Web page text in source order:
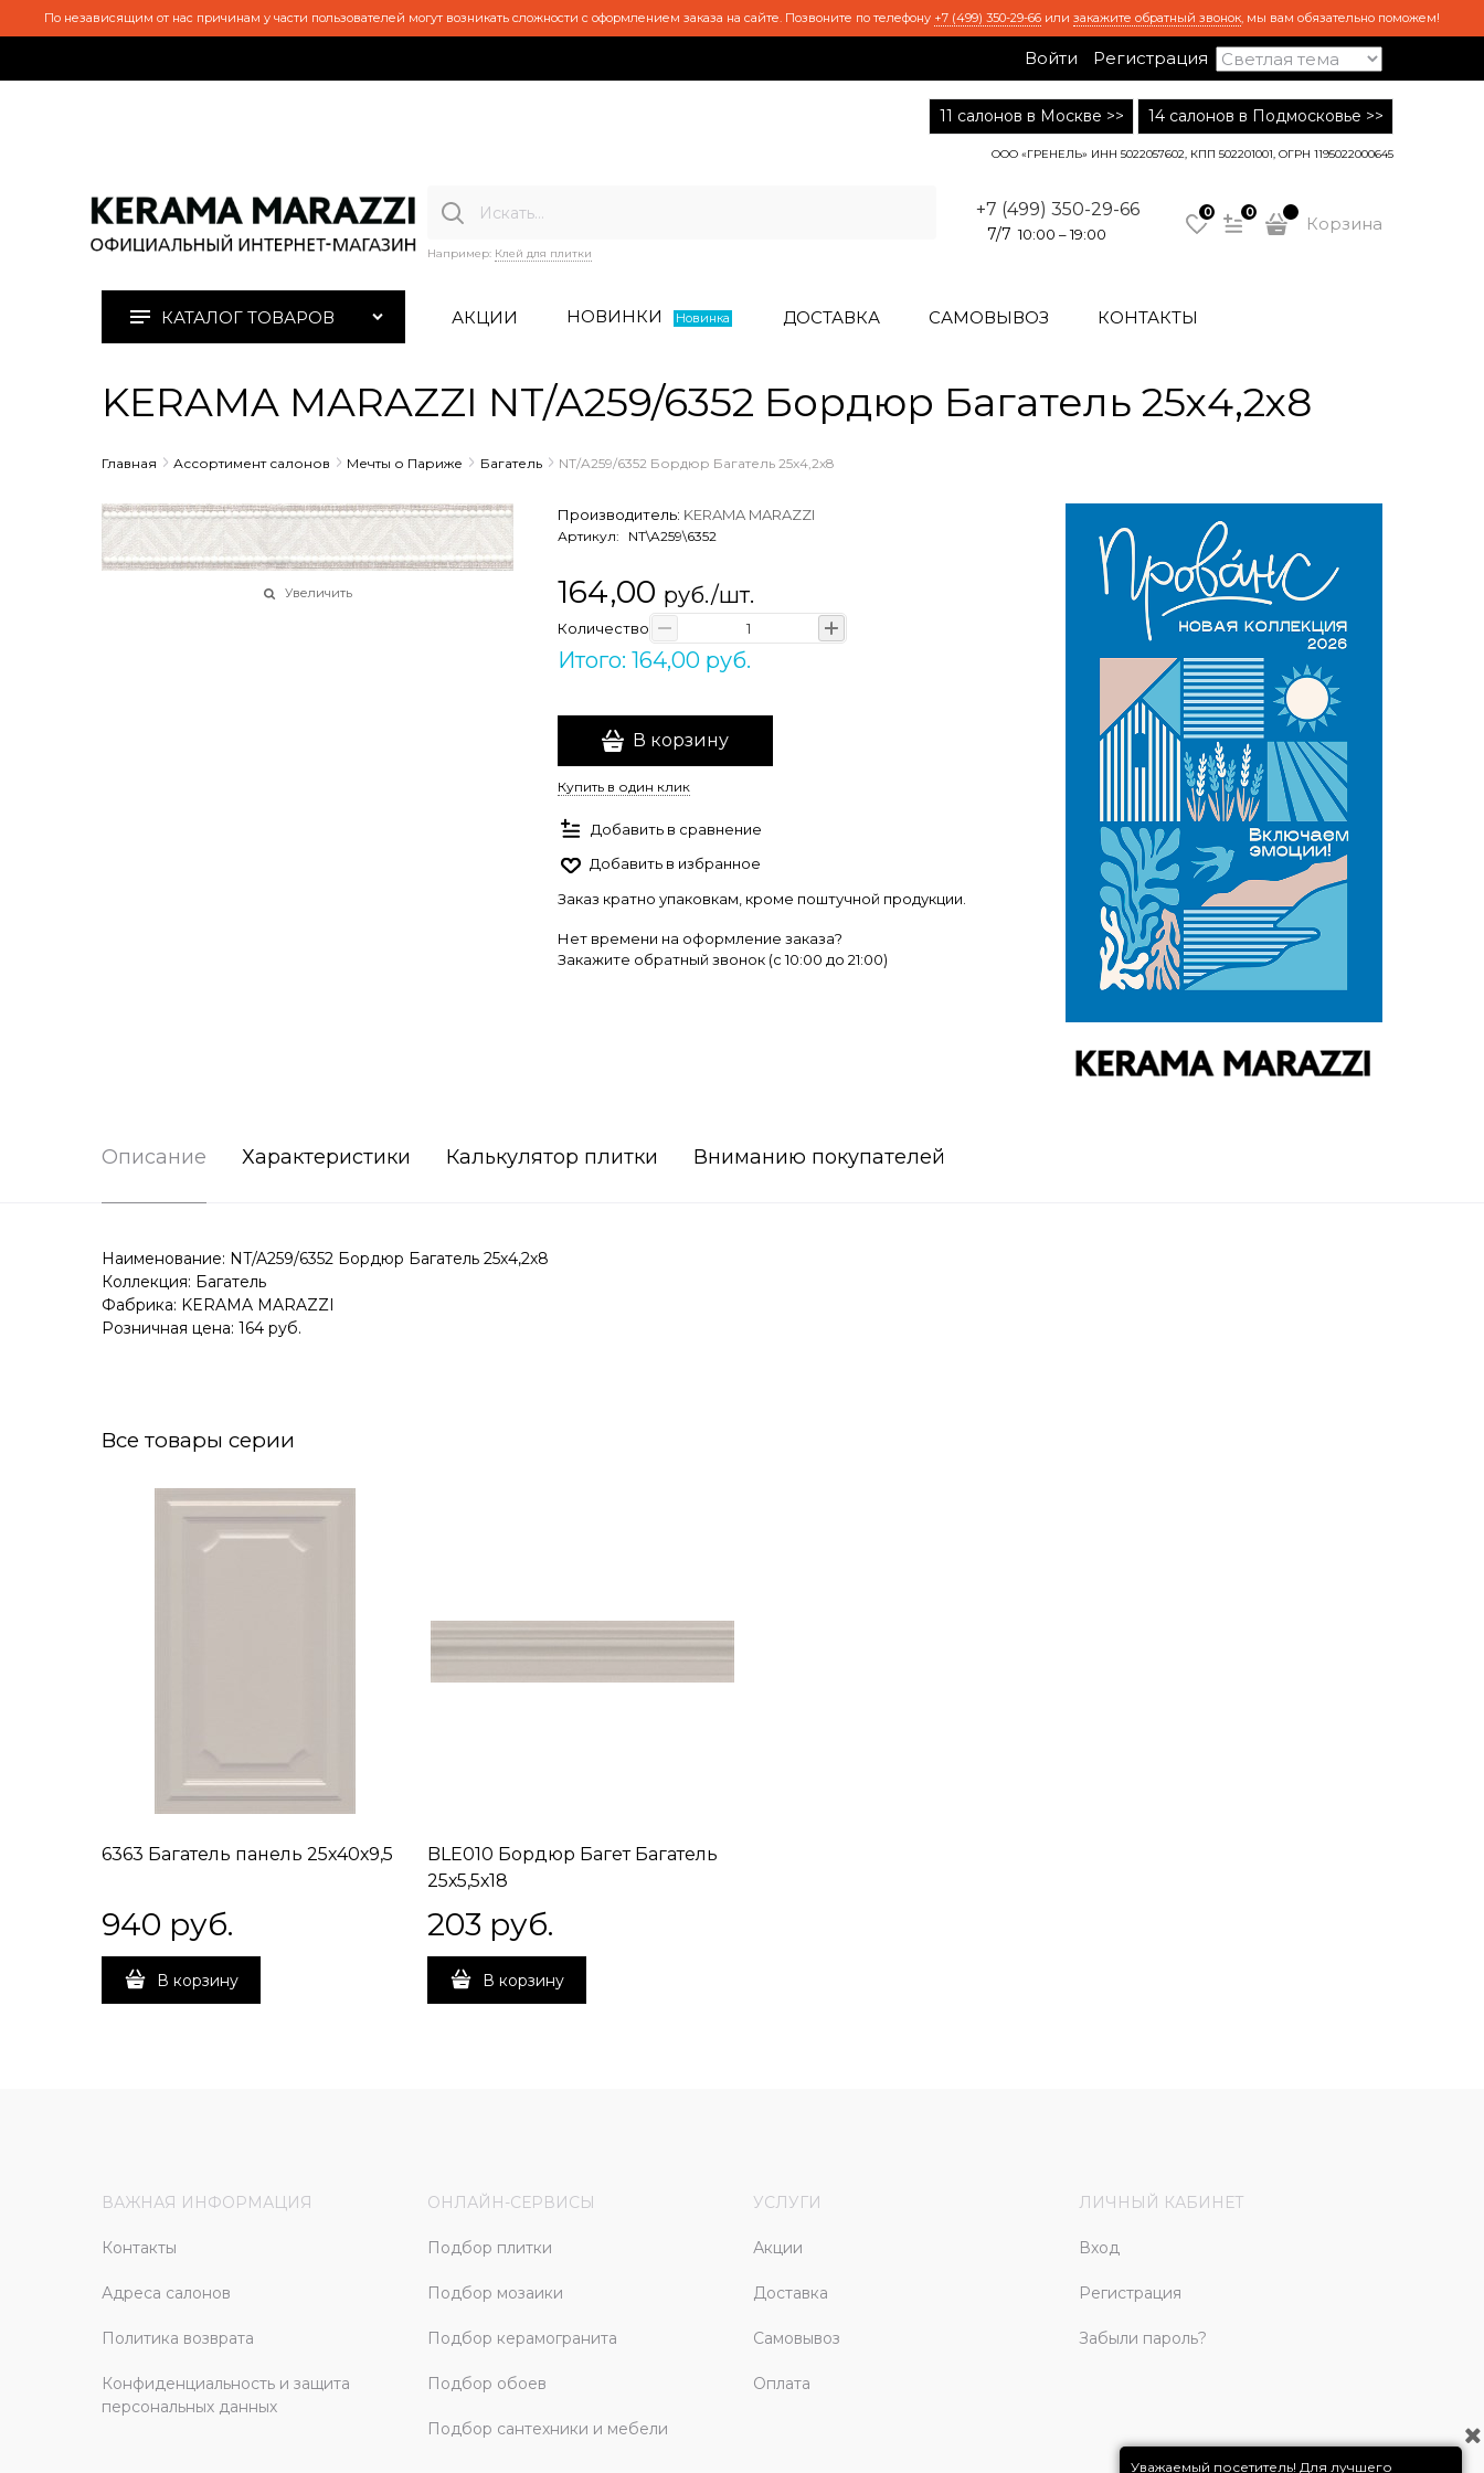
По независящим от нас причинам у части пользователей могут возникать сложности с оформлением заказа на сайте. Позвоните по телефону +7 (499) 350-29-66 или закажите обратный звонок, мы вам обязательно поможем!
Войти Регистрация
11 салонов в Москве >> 14 салонов в Подмосковье >>
ООО «ГРЕНЕЛЬ» ИНН 5022057602, КПП 502201001, ОГРН 1195022000645
Например: Клей для плитки
+7 (499) 350-29-66
7/7 10:00 – 19:00
0 0
Корзина
КАТАЛОГ ТОВАРОВ АКЦИИ НОВИНКИ Новинка ДОСТАВКА САМОВЫВОЗ КОНТАКТЫ
KERAMA MARAZZI NT/A259/6352 Бордюр Багатель 25х4,2х8
Главная Ассортимент салонов Мечты о Париже Багатель NT/A259/6352 Бордюр Багатель 25х4,2х8
Увеличить
Производитель: KERAMA MARAZZI
Артикул: NT\A259\6352
164,00 руб./шт.
Количество
Итого: 164,00 руб.
В корзину
Купить в один клик
Добавить в сравнение
Добавить в избранное
Заказ кратно упаковкам, кроме поштучной продукции.
Нет времени на оформление заказа?
Закажите обратный звонок (c 10:00 до 21:00)
Описание Характеристики Калькулятор плитки Вниманию покупателей
Наименование: NT/A259/6352 Бордюр Багатель 25х4,2х8
Коллекция: Багатель
Фабрика: KERAMA MARAZZI
Розничная цена: 164 руб.
Все товары серии
6363 Багатель панель 25х40х9,5
940 руб.
В корзину
BLE010 Бордюр Багет Багатель
25х5,5х18
203 руб.
В корзину
ВАЖНАЯ ИНФОРМАЦИЯ
Контакты
Адреса салонов
Политика возврата
Конфиденциальность и защита
персональных данных
ОНЛАЙН-СЕРВИСЫ
Подбор плитки
Подбор мозаики
Подбор керамогранита
Подбор обоев
Подбор сантехники и мебели
УСЛУГИ
Акции
Доставка
Самовывоз
Оплата
ЛИЧНЫЙ КАБИНЕТ
Вход
Регистрация
Забыли пароль?
Уважаемый посетитель! Для лучшего